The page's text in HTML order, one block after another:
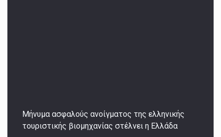
Μήνυμα ασφαλούς ανοίγματος της ελληνικής
τουριστικής βιομηχανίας στέλνει η Ελλάδα